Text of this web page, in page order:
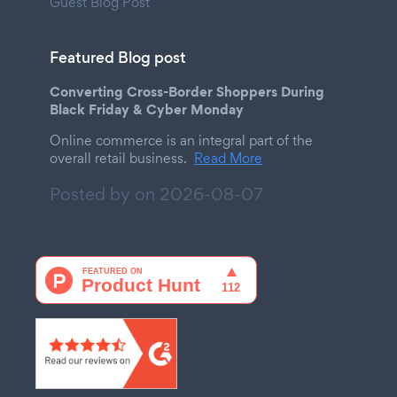
Featured Blog post
Converting Cross-Border Shoppers During
Black Friday & Cyber Monday
Online commerce is an integral part of the
overall retail business. Read More
Posted by on 2026-08-07